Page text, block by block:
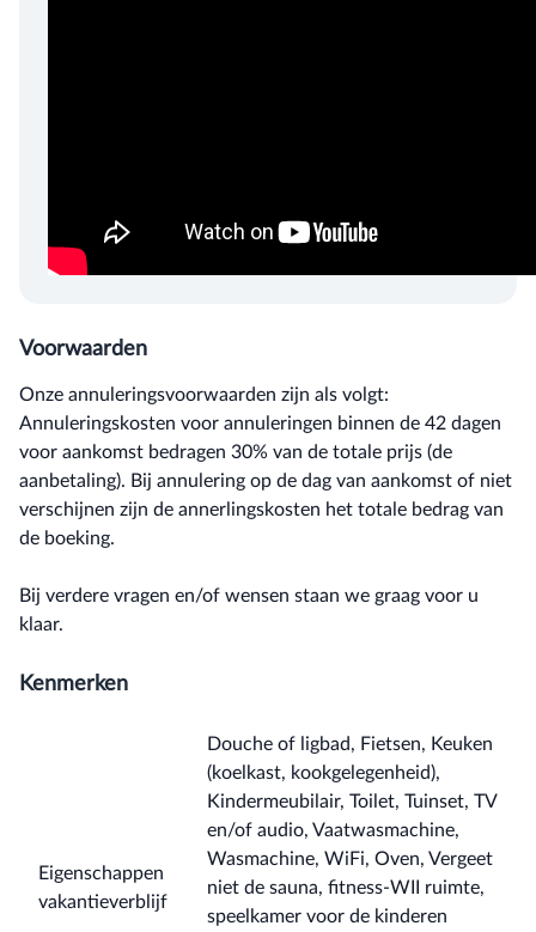
Voorwaarden
Onze annuleringsvoorwaarden zijn als volgt:
Annuleringskosten voor annuleringen binnen de 42 dagen
voor aankomst bedragen 30% van de totale prijs (de
aanbetaling). Bij annulering op de dag van aankomst of niet
verschijnen zijn de annerlingskosten het totale bedrag van
de boeking.
Bij verdere vragen en/of wensen staan we graag voor u
klaar.
Kenmerken
Eigenschappen
vakantieverblijf
Douche of ligbad, Fietsen, Keuken
(koelkast, kookgelegenheid),
Kindermeubilair, Toilet, Tuinset, TV
en/of audio, Vaatwasmachine,
Wasmachine, WiFi, Oven, Vergeet
niet de sauna, fitness-WII ruimte,
speelkamer voor de kinderen